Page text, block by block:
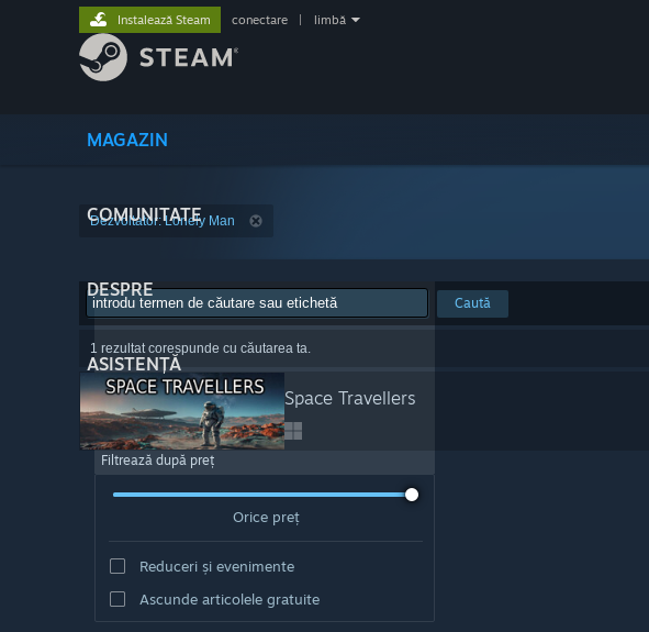
MAGAZIN
COMUNITATE
DESPRE
ASISTENȚĂ
Instalează Steam conectare limbă
Dezvoltator: Lonely Man
Caută
1 rezultat corespunde cu căutarea ta.
Space Travellers
Filtrează după preț
Orice preț
Reduceri și evenimente
Ascunde articolele gratuite